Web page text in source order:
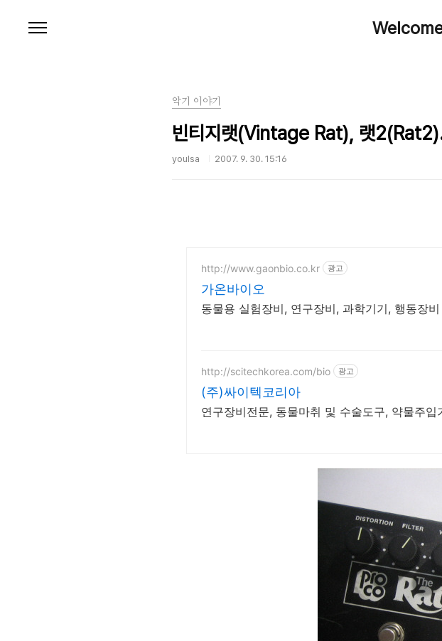
악기 이야기
빈티지랫(Vintage Rat), 랫
youlsa 2007. 9. 30. 15:16
http://www.gaonbio.co.kr 광고
가온바이오
동물용 실험장비, 연구장비, 과학기기, 행동장비
http://scitechkorea.com/bio 광고
(주)싸이텍코리아
연구장비전문, 동물마취 및 수술도구, 약물주